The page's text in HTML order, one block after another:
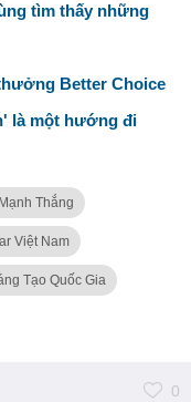
tìm thấy những
Better Choice
là một hướng đi
Thắng
Việt Nam
Tạo Quốc Gia
0